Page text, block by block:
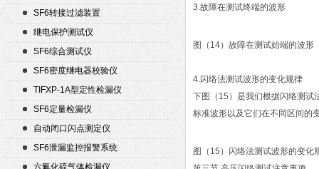
SF6转接过滤装置
继电保护测试仪
SF6综合测试仪
SF6密度继电器校验仪
TIFXP-1A型定性检漏仪
SF6定量检漏仪
自动闭口闪点测定仪
SF6泄漏监控报警系统
六氟化硫气体检漏仪
3.故障在测试终端的波形
图（14）故障在测试始端的波形
4.闪络法测试波形的变化规律
下图（15）是我们根据闪络测试
标准波形以及它们在不同区间的
图（15）闪络法测试波形的变化